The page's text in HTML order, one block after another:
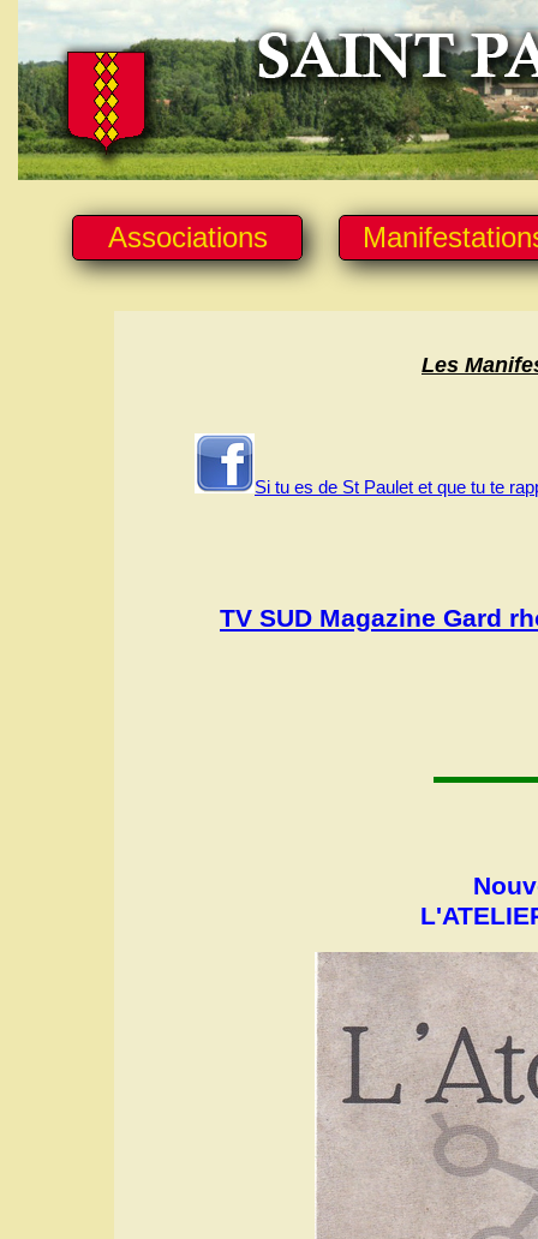
Associations
Les
Si tu es de St Paulet et que tu te
TV SUD Magazine Gard